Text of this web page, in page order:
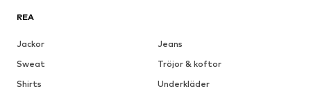
REA
Jackor
Jeans
Sweat
Tröjor & koftor
Shirts
Underkläder